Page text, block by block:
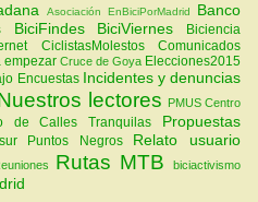
Asociación EnBiciPorMadrid
Banco
BiciFindes BiciViernes
Biciencia
CiclistasMolestos
Comunicados
empezar Cruce de Goya Elecciones2015
Encuestas Incidentes y denuncias
lectores
PMUS Centro
de Calles Tranquilas Propuestas
Puntos Negros
Relato usuario
Rutas MTB biciactivismo